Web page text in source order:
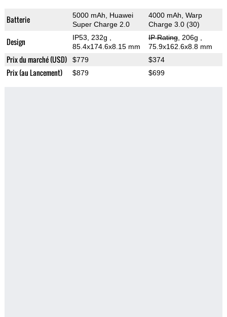
Batterie
5000 mAh, Huawei
Super Charge 2.0
4000 mAh, Warp
Charge 3.0 (30)
Design IP53, 232g
85.4x174.6x8.15 mm
IP Rating, 206g
75.9x162.6x8.8 mm
Prix du marché (USD) $779 $374
Prix (au Lancement) $879 $699